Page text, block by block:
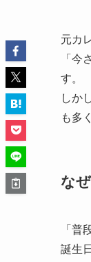
元カ
「今
す。
しか
も多
な
「普
誕生